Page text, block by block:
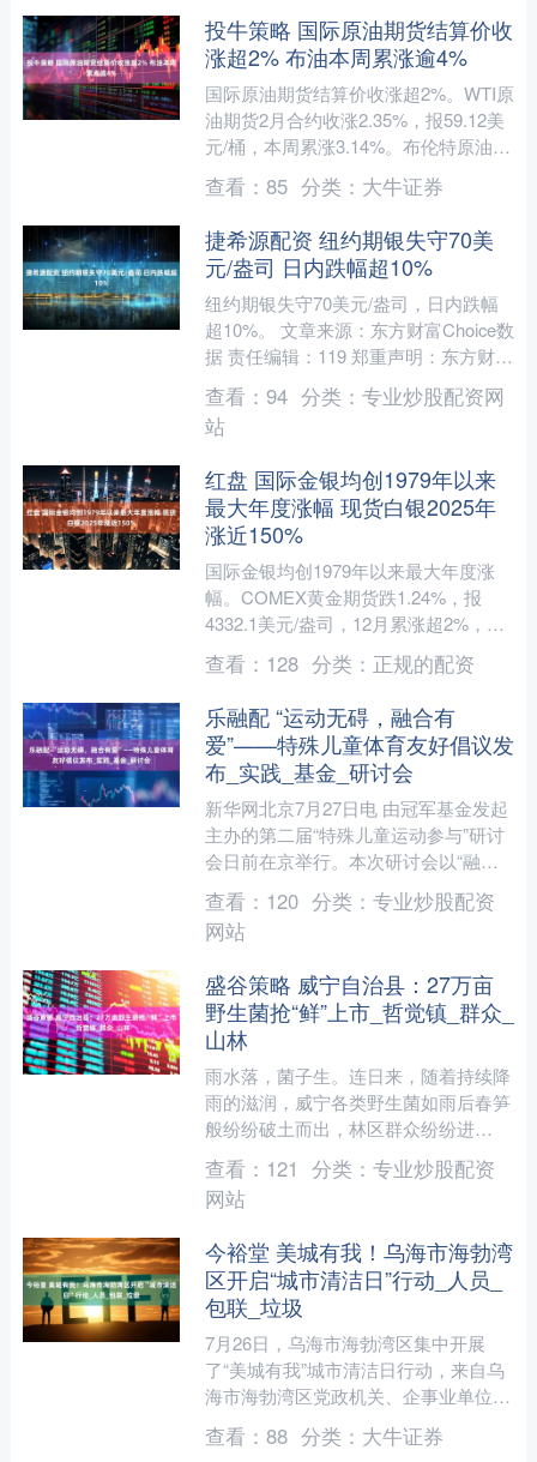
投牛策略 国际原油期货结算价收
涨超2% 布油本周累涨逾4%
国际原油期货结算价收涨超2%。WTI原
油期货2月合约收涨2.35%，报59.12美
元/桶，本周累涨3.14%。布伦特原油期
货3月合约收涨2.18%，报63.34....
查看： 85 分类： 大牛证券
捷希源配资 纽约期银失守70美
元/盎司 日内跌幅超10%
纽约期银失守70美元/盎司，日内跌幅
超10%。 文章来源：东方财富Choice数
据 责任编辑：119 郑重声明：东方财富
发布此内容旨在传播更多信息，与本站
立场无....
查看： 94 分类： 专业炒股配资网
站
红盘 国际金银均创1979年以来
最大年度涨幅 现货白银2025年
涨近150%
国际金银均创1979年以来最大年度涨
幅。COMEX黄金期货跌1.24%，报
4332.1美元/盎司，12月累涨超2%，
2025年累涨约55%。现货黄金收跌
0.46....
查看： 128 分类： 正规的配资
乐融配 “运动无碍，融合有
爱”——特殊儿童体育友好倡议发
布_实践_基金_研讨会
新华网北京7月27日电 由冠军基金发起
主办的第二届“特殊儿童运动参与”研讨
会日前在京举行。本次研讨会以“融合·
赋能·共创”为主题，聚焦特殊儿童体育
服务的“机构开....
查看： 120 分类： 专业炒股配资
网站
盛谷策略 威宁自治县：27万亩
野生菌抢“鲜”上市_哲觉镇_群众_
山林
雨水落，菌子生。连日来，随着持续降
雨的滋润，威宁各类野生菌如雨后春笋
般纷纷破土而出，林区群众纷纷进
山“寻宝”，打开一条独特的生态致富新
路径。 7月25日，威宁自....
查看： 121 分类： 专业炒股配资
网站
今裕堂 美城有我！乌海市海勃湾
区开启“城市清洁日”行动_人员_
包联_垃圾
7月26日，乌海市海勃湾区集中开展
了“美城有我”城市清洁日行动，来自乌
海市海勃湾区党政机关、企事业单位、
驻区单位、街道社区、物业公司以及广
大居民志愿者走上街头、....
查看： 88 分类： 大牛证券